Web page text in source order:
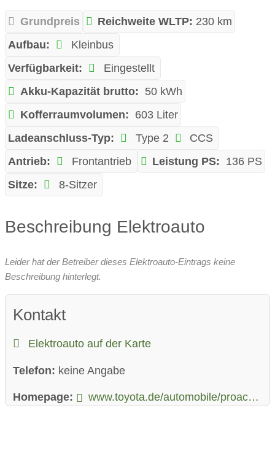
Grundpreis Reichweite WLTP: 230 km
Aufbau:
Kleinbus
Verfügbarkeit:
Eingestellt
Akku-Kapazität brutto: 50 kWh
Kofferraumvolumen: 603 Liter
Ladeanschluss-Typ:
Type 2
CCS
Antrieb:
Frontantrieb Leistung PS: 136 PS
Sitze:
8-Sitzer
Beschreibung Elektroauto
Leider hat der Betreiber dieses Elektroauto-Eintrags keine
Beschreibung hinterlegt.
Kontakt
Elektroauto auf der Karte
Telefon: keine Angabe
Homepage: www.toyota.de/automobile/proace-verso-ev/